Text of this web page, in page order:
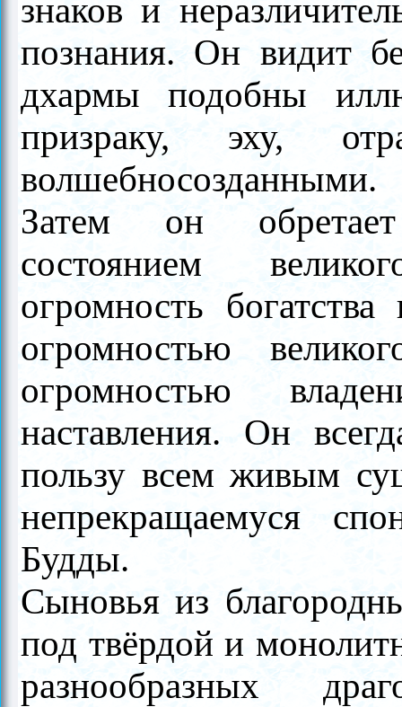
знаков и
познания. Он видит
дхармы подобны
призраку, эху,
волшебносозданными.
Затем он
состоянием
огромность богатства
огромностью
огромностью
наставления. Он
пользу всем живым
непрекращаемуся
Будды.
Сыновья из
под твёрдой и
разнообразных